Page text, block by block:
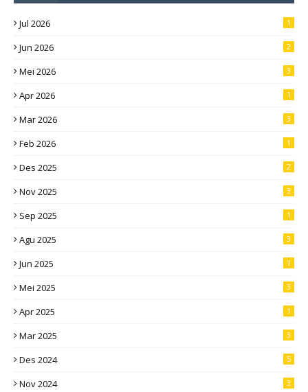
Jul 2026 1
Jun 2026 2
Mei 2026 3
Apr 2026 1
Mar 2026 3
Feb 2026 1
Des 2025 2
Nov 2025 3
Sep 2025 1
Agu 2025 3
Jun 2025 1
Mei 2025 3
Apr 2025 1
Mar 2025 3
Des 2024 5
Nov 2024 3